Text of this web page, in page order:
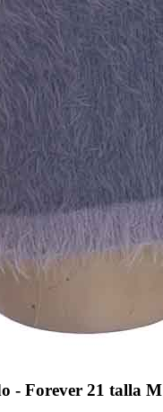
- Forever 21 talla M